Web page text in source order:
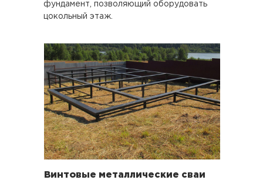
фундамент, позволяющий оборудовать
цокольный этаж.
Винтовые металлические сваи